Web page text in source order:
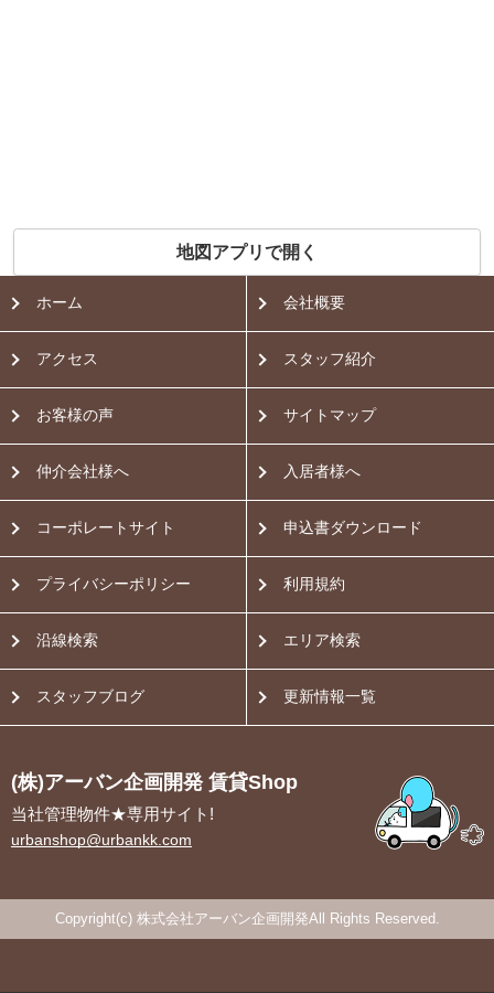
地図アプリで開く
ホーム 会社概要
アクセス スタッフ紹介
お客様の声 サイトマップ
仲介会社様へ 入居者様へ
コーポレートサイト 申込書ダウンロード
プライバシーポリシー 利用規約
沿線検索 エリア検索
スタッフブログ 更新情報一覧
(株)アーバン企画開発 賃貸Shop
当社管理物件★専用サイト!
urbanshop@urbankk.com
Copyright(c) 株式会社アーバン企画開発All Rights Reserved.